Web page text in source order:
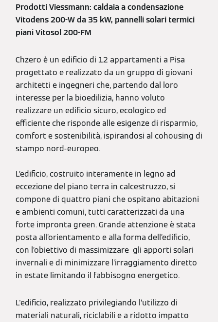
Prodotti Viessmann: caldaia a condensazione
Vitodens 200-W da 35 kW, pannelli solari termici
piani Vitosol 200-FM
Chzero è un edificio di 12 appartamenti a Pisa
progettato e realizzato da un gruppo di giovani
architetti e ingegneri che, partendo dal loro
interesse per la bioedilizia, hanno voluto
realizzare un edificio sicuro, ecologico ed
efficiente che risponde alle esigenze di risparmio,
comfort e sostenibilità, ispirandosi al cohousing di
stampo nord-europeo.
L’edificio, costruito interamente in legno ad
eccezione del piano terra in calcestruzzo, si
compone di quattro piani che ospitano abitazioni
e ambienti comuni, tutti caratterizzati da una
forte impronta green. Grande attenzione è stata
posta all’orientamento e alla forma dell’edificio,
con l’obiettivo di massimizzare gli apporti solari
invernali e di minimizzare l’irraggiamento diretto
in estate limitando il fabbisogno energetico.
L'edificio, realizzato privilegiando l’utilizzo di
materiali naturali, riciclabili e a ridotto impatto